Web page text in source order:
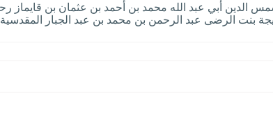
الدين أبي عبد الله محمد بن أحمد بن عثمان بن قايماز
بنت الرضى عبد الرحمن بن محمد بن عبد الجبار